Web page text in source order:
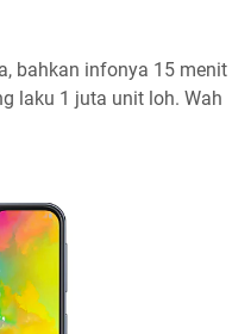
bahkan infonya 15 menit
laku 1 juta unit loh. Wah